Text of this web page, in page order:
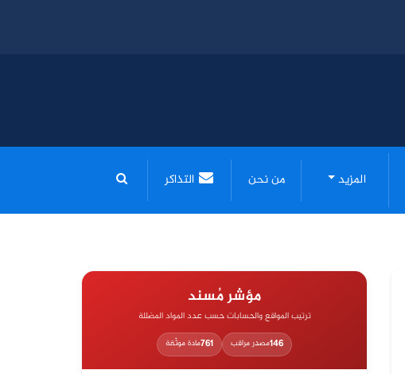
المزيد من نحن التذاكر
مؤشر مُسند
ترتيب المواقع والحسابات حسب عدد المواد المضللة
146مصدر مراقب 761مادة موثّقة